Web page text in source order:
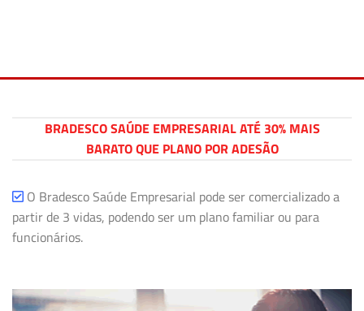
BRADESCO SAÚDE EMPRESARIAL ATÉ 30% MAIS
BARATO QUE PLANO POR ADESÃO
O Bradesco Saúde Empresarial pode ser comercializado a
partir de 3 vidas, podendo ser um plano familiar ou para
funcionários.